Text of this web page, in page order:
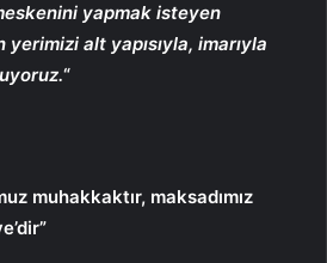
yapmak isteyen
alt yapısıyla, imarıyla
“
muhakkaktır, maksadımız